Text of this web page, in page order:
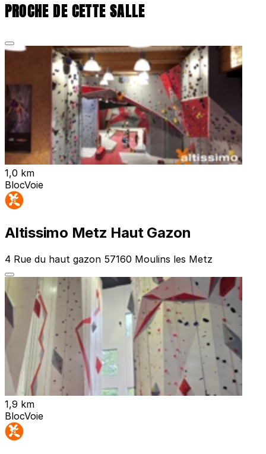
PROCHE DE CETTE SALLE
1,0 km
BlocVoie
Altissimo Metz Haut Gazon
4 Rue du haut gazon 57160 Moulins les Metz
1,9 km
BlocVoie